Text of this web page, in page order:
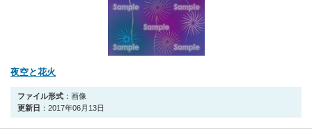
夜空と花火
ファイル形式 ：画像
更新日 ：2017年06月13日